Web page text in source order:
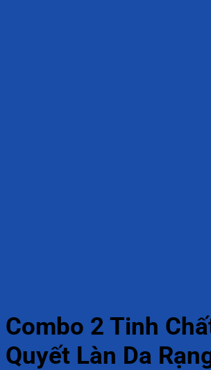
Combo 2 Tinh
Quyết Làn Da